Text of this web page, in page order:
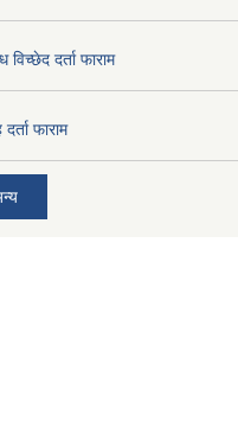
विच्छेद दर्ता फाराम
दर्ता फाराम